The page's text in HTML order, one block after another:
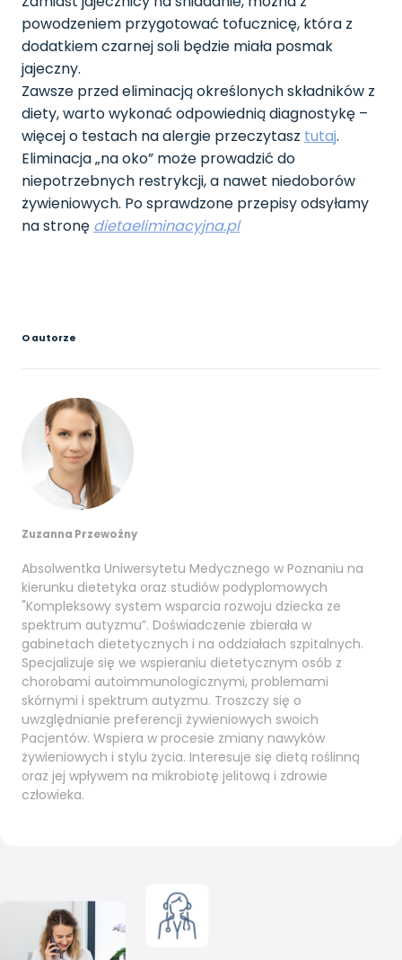
powodzeniem przygotować tofucznicę, która z
dodatkiem czarnej soli będzie miała posmak
jajeczny.
Zawsze przed eliminacją określonych składników z
diety, warto wykonać odpowiednią diagnostykę –
więcej o testach na alergie przeczytasz tutaj.
Eliminacja „na oko” może prowadzić do
niepotrzebnych restrykcji, a nawet niedoborów
żywieniowych. Po sprawdzone przepisy odsyłamy
na stronę dietaeliminacyjna.pl
O autorze
Zuzanna Przewoźny
Absolwentka Uniwersytetu Medycznego w Poznaniu na
kierunku dietetyka oraz studiów podyplomowych
"Kompleksowy system wsparcia rozwoju dziecka ze
spektrum autyzmu”. Doświadczenie zbierała w
gabinetach dietetycznych i na oddziałach szpitalnych.
Specjalizuje się we wspieraniu dietetycznym osób z
chorobami autoimmunologicznymi, problemami
skórnymi i spektrum autyzmu. Troszczy się o
uwzględnianie preferencji żywieniowych swoich
Pacjentów. Wspiera w procesie zmiany nawyków
żywieniowych i stylu życia. Interesuje się dietą roślinną
oraz jej wpływem na mikrobiotę jelitową i zdrowie
człowieka.